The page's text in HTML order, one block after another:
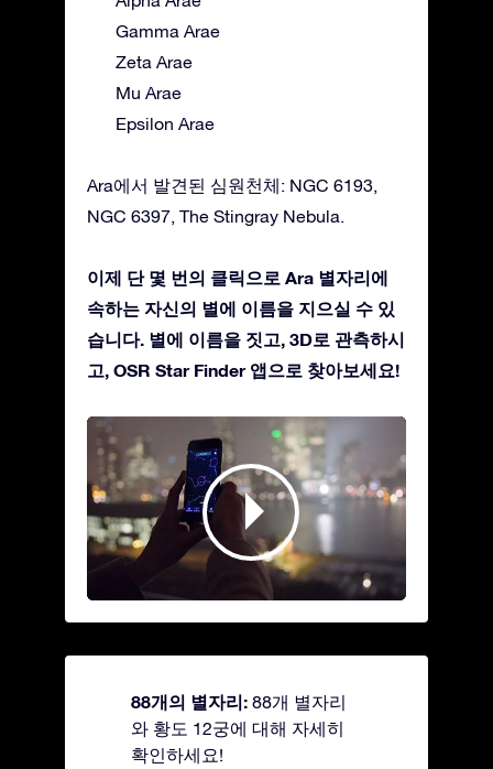
Gamma Arae
Zeta Arae
Mu Arae
Epsilon Arae
Ara에서 발견된 심원천체: NGC 6193,
NGC 6397, The Stingray Nebula.
이제 단 몇 번의 클릭으로 Ara 별자리에
속하는 자신의 별에 이름을 지으실 수 있
습니다. 별에 이름을 짓고, 3D로 관측하시
고, OSR Star Finder 앱으로 찾아보세요!
88개의 별자리: 88개 별자리
와 황도 12궁에 대해 자세히
확인하세요!